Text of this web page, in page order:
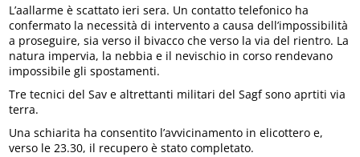
L’aallarme è scattato ieri sera. Un contatto telefonico ha
confermato la necessità di intervento a causa dell’impossibilità
a proseguire, sia verso il bivacco che verso la via del rientro. La
natura impervia, la nebbia e il nevischio in corso rendevano
impossibile gli spostamenti.
Tre tecnici del Sav e altrettanti militari del Sagf sono aprtiti via
terra.
Una schiarita ha consentito l’avvicinamento in elicottero e,
verso le 23.30, il recupero è stato completato.